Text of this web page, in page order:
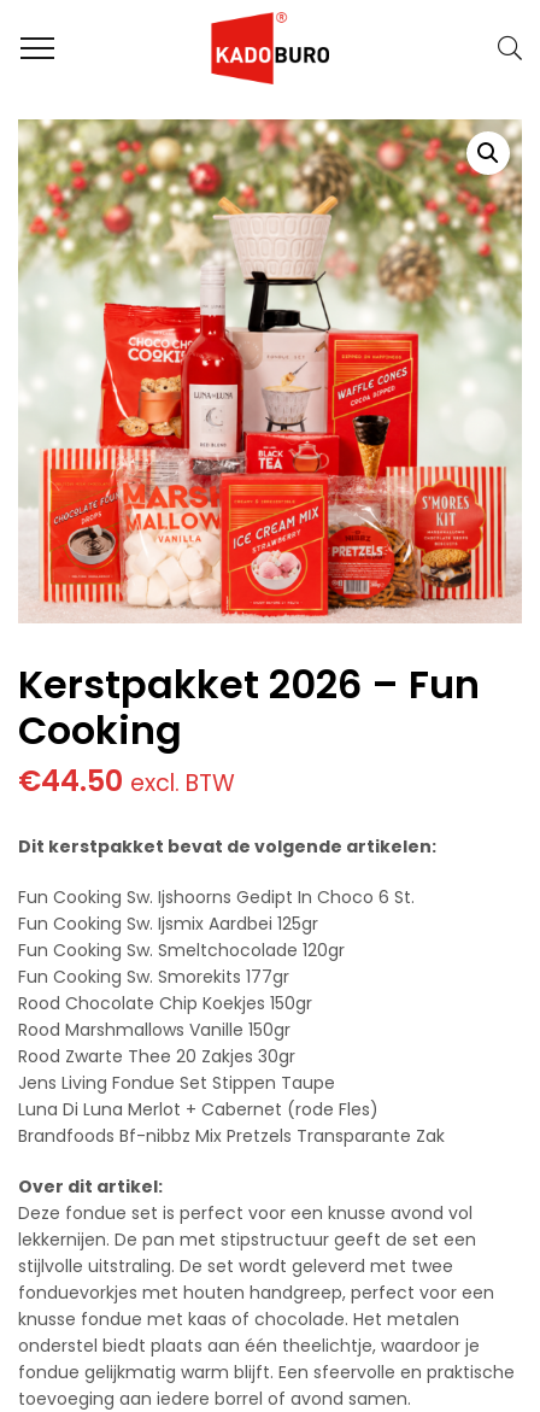
Home
Kerstpakketten
Kerstpakket 2026 – Fun Cooking
Kerstpakket 2026 – Fun
Cooking
€44.50 excl. BTW
Dit kerstpakket bevat de volgende artikelen:
Fun Cooking Sw. Ijshoorns Gedipt In Choco 6 St.
Fun Cooking Sw. Ijsmix Aardbei 125gr
Fun Cooking Sw. Smeltchocolade 120gr
Fun Cooking Sw. Smorekits 177gr
Rood Chocolate Chip Koekjes 150gr
Rood Marshmallows Vanille 150gr
Rood Zwarte Thee 20 Zakjes 30gr
Jens Living Fondue Set Stippen Taupe
Luna Di Luna Merlot + Cabernet (rode Fles)
Brandfoods Bf-nibbz Mix Pretzels Transparante Zak
Over dit artikel:
Deze fondue set is perfect voor een knusse avond vol
lekkernijen. De pan met stipstructuur geeft de set een
stijlvolle uitstraling. De set wordt geleverd met twee
fonduevorkjes met houten handgreep, perfect voor een
knusse fondue met kaas of chocolade. Het metalen
onderstel biedt plaats aan één theelichtje, waardoor je
fondue gelijkmatig warm blijft. Een sfeervolle en praktische
toevoeging aan iedere borrel of avond samen.